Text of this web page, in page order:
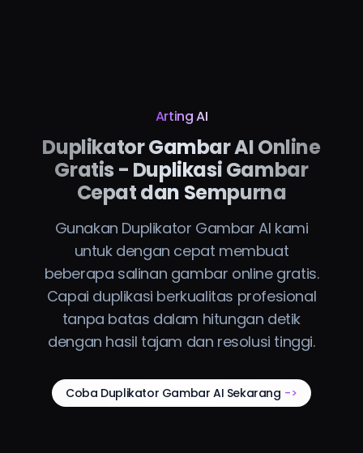
Arting AI
Duplikator Gambar AI Online
Gratis - Duplikasi Gambar
Cepat dan Sempurna
Gunakan Duplikator Gambar AI kami
untuk dengan cepat membuat
beberapa salinan gambar online gratis.
Capai duplikasi berkualitas profesional
tanpa batas dalam hitungan detik
dengan hasil tajam dan resolusi tinggi.
Coba Duplikator Gambar AI Sekarang ->